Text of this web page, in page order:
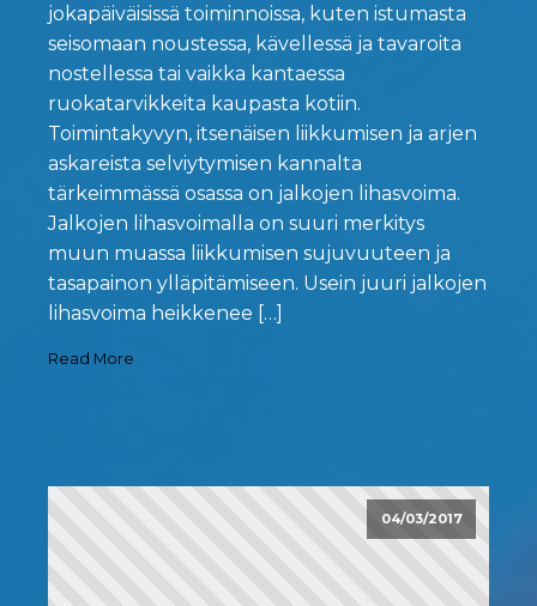
jokapäiväisissä toiminnoissa, kuten istumasta
seisomaan noustessa, kävellessä ja tavaroita
nostellessa tai vaikka kantaessa
ruokatarvikkeita kaupasta kotiin.
Toimintakyvyn, itsenäisen liikkumisen ja arjen
askareista selviytymisen kannalta
tärkeimmässä osassa on jalkojen lihasvoima.
Jalkojen lihasvoimalla on suuri merkitys
muun muassa liikkumisen sujuvuuteen ja
tasapainon ylläpitämiseen. Usein juuri jalkojen
lihasvoima heikkenee […]
Read More
04/03/2017